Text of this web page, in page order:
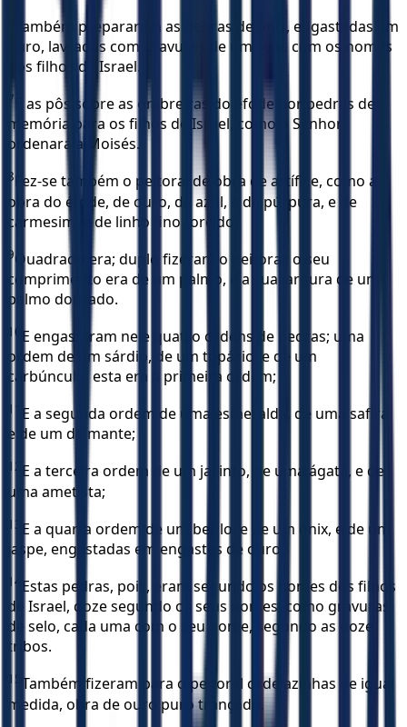
Também prepararam as pedras de ônix, engastadas em
ouro, lavradas com gravuras de um selo, com os nomes
dos filhos de Israel.
7
E as pôs sobre as ombreiras do éfode por pedras de
memória para os filhos de Israel, como o Senhor
ordenara a Moisés.
8
Fez-se também o peitoral de obra de artífice, como a
obra do éfode, de ouro, de azul, e de púrpura, e de
carmesim, e de linho fino torcido.
9Quadrado era; duplo fizeram o peitoral; o seu
comprimento era de um palmo, e a sua largura de um
palmo dobrado.
10 E engastaram nele quatro ordens de pedras; uma
ordem de um sárdio, de um topázio, e de um
carbúnculo; esta era a primeira ordem;
11
E a segunda ordem de uma esmeralda, de uma safira
e de um diamante;
12 E a terceira ordem de um jacinto, de uma ágata, e de
uma ametista;
13 E a quarta ordem de um berilo, e de um ônix, e de um
jaspe, engastadas em engastes de ouro.
14 Estas pedras, pois, eram segundo os nomes dos filhos
de Israel, doze segundo os seus nomes; como gravuras
de selo, cada uma com o seu nome, segundo as doze
tribos.
15 Também fizeram para o peitoral cadeiazinhas de igual
medida, obra de ouro puro trançado.